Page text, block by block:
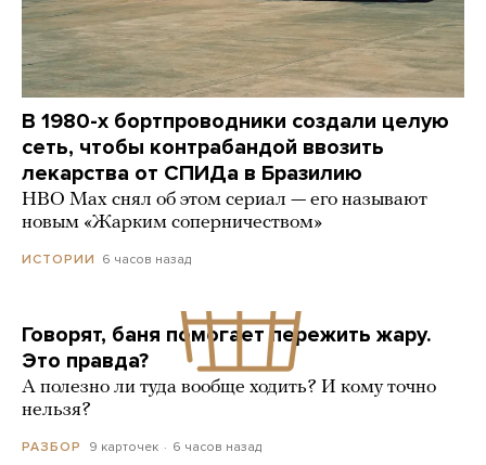
В 1980-х бортпроводники создали целую
сеть, чтобы контрабандой ввозить
лекарства от СПИДа в Бразилию
HBO Max снял об этом сериал — его называют
новым «Жарким соперничеством»
ИСТОРИИ 6 часов назад
Говорят, баня помогает пережить жару.
Это правда?
А полезно ли туда вообще ходить? И кому точно
нельзя?
РАЗБОР 9 карточек 6 часов назад